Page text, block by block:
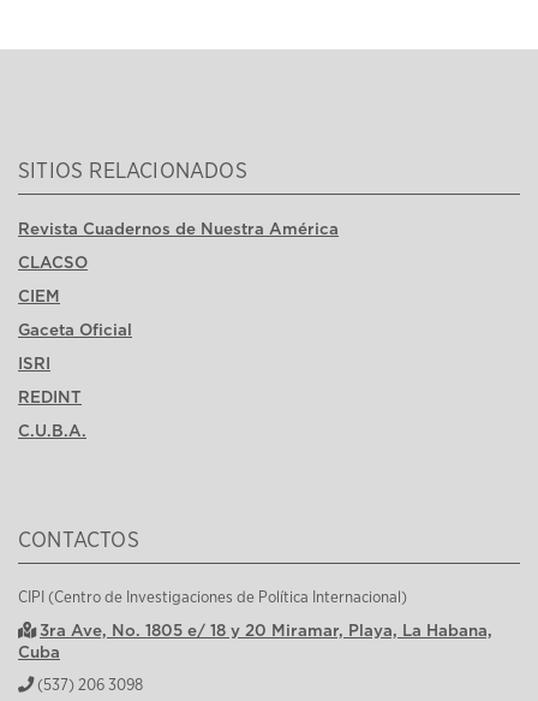
SITIOS RELACIONADOS
Revista Cuadernos de Nuestra América
CLACSO
CIEM
Gaceta Oficial
ISRI
REDINT
C.U.B.A.
CONTACTOS
CIPI (Centro de Investigaciones de Política Internacional)
3ra Ave, No. 1805 e/ 18 y 20 Miramar, Playa, La Habana,
Cuba
(537) 206 3098